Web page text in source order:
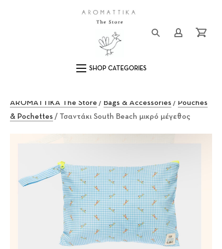
Logo
Main Navigation
AROMATTIKA The Store / Bags & Accessories / Pouches
& Pochettes / Τσαντάκι South Beach μικρό μέγεθος